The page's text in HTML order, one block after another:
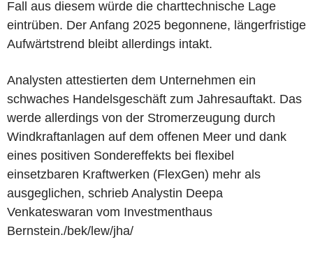
Fall aus diesem würde die charttechnische Lage
eintrüben. Der Anfang 2025 begonnene, längerfristige
Aufwärtstrend bleibt allerdings intakt.
Analysten attestierten dem Unternehmen ein
schwaches Handelsgeschäft zum Jahresauftakt. Das
werde allerdings von der Stromerzeugung durch
Windkraftanlagen auf dem offenen Meer und dank
eines positiven Sondereffekts bei flexibel
einsetzbaren Kraftwerken (FlexGen) mehr als
ausgeglichen, schrieb Analystin Deepa
Venkateswaran vom Investmenthaus
Bernstein./bek/lew/jha/